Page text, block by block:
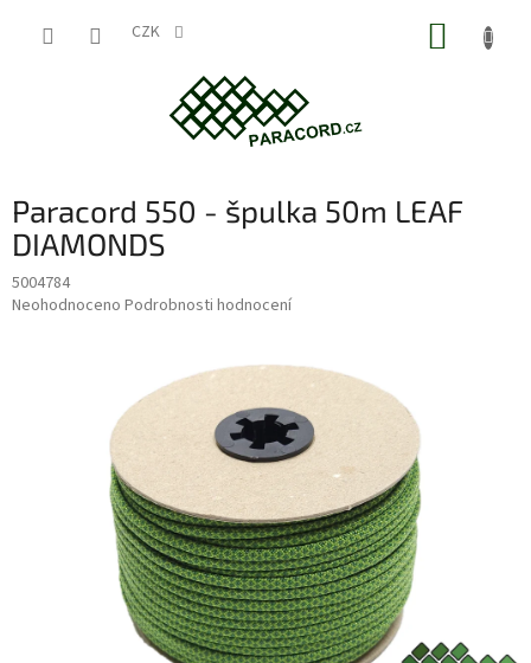
CZK
Paracord 550 - špulka 50m LEAF
DIAMONDS
5004784
Průměrné
Neohodnoceno Podrobnosti hodnocení